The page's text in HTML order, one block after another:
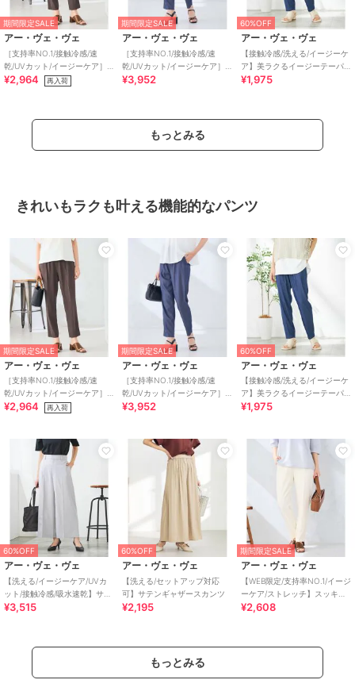
期間限定SALE
アー・ヴェ・ヴェ
［支持率NO.1/接触冷感/速
乾/UVカット/イージーケア］
イージーテーパードパンツ
¥2,964 再入荷
期間限定SALE
アー・ヴェ・ヴェ
［支持率NO.1/接触冷感/速
乾/UVカット/イージーケア］
イージーテーパードパンツ
¥3,952
60%OFF
アー・ヴェ・ヴェ
【接触冷感/洗える/イージーケ
ア】美ラクるイージーテーパ
ードパンツ
¥1,975
もっとみる
きれいもラクも叶える機能的なパンツ
期間限定SALE
アー・ヴェ・ヴェ
［支持率NO.1/接触冷感/速
乾/UVカット/イージーケア］
イージーテーパードパンツ
¥2,964 再入荷
期間限定SALE
アー・ヴェ・ヴェ
［支持率NO.1/接触冷感/速
乾/UVカット/イージーケア］
イージーテーパードパンツ
¥3,952
60%OFF
アー・ヴェ・ヴェ
【接触冷感/洗える/イージーケ
ア】美ラクるイージーテーパ
ードパンツ
¥1,975
60%OFF
アー・ヴェ・ヴェ
【洗える/イージーケア/UVカ
ット/接触冷感/吸水速乾】サマ
ーストレッチクロップドパン
¥3,515
60%OFF
アー・ヴェ・ヴェ
【洗える/セットアップ対応
可】サテンギャザースカンツ
¥2,195
期間限定SALE
アー・ヴェ・ヴェ
【WEB限定/支持率NO.1/イージ
ーケア/ストレッチ】スッキリ
見えテーパードパンツ
¥2,608
もっとみる